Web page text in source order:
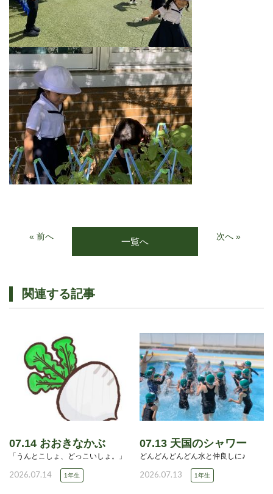
« 前へ 一覧へ 次へ »
関連する記事
07.14 おおきなかぶ
「うんとこしょ、どっこいしょ。」
2026.07.14 1年生
07.13 天国のシャワー
どんどんどんどん水と仲良しに♪
2026.07.13 1年生